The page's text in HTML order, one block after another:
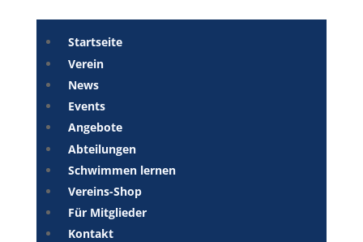
Startseite
Verein
News
Events
Angebote
Abteilungen
Schwimmen lernen
Vereins-Shop
Für Mitglieder
Kontakt